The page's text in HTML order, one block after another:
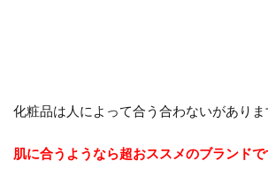
化粧品は人によって合う合わないがありま
肌に合うようなら超おススメのブランドで